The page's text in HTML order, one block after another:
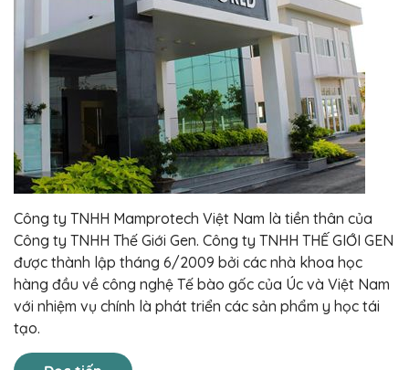
Công ty TNHH Mamprotech Việt Nam là tiền thân của
Công ty TNHH Thế Giới Gen. Công ty TNHH THẾ GIỚI GEN
được thành lập tháng 6/2009 bởi các nhà khoa học
hàng đầu về công nghệ Tế bào gốc của Úc và Việt Nam
với nhiệm vụ chính là phát triển các sản phẩm y học tái
tạo.